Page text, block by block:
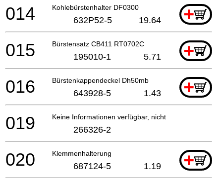
Kohlebürstenhalter DF0300 +
014 632P52-5 19.64
Bürstensatz CB411 RT0702C +
015 195010-1 5.71
Bürstenkappendeckel Dh50mb +
016 643928-5 1.43
Keine Informationen verfügbar, nicht bestellbar
019 266326-2
Klemmenhalterung +
020 687124-5 1.19